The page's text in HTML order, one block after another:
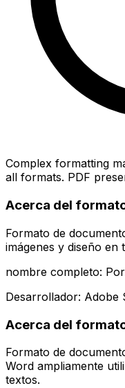
Complex formatting
all formats. PDF
Acerca del
Formato de
imágenes y diseño en
nombre completo:
Desarrollador: Adobe
Acerca del
Formato de
Word ampliamente
textos.